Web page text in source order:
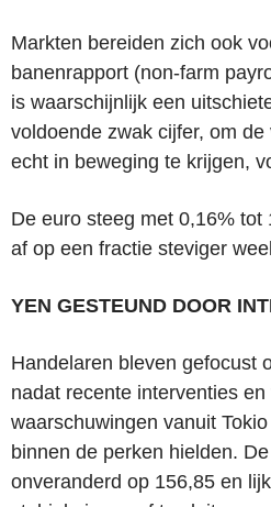
Markten bereiden zich ook
banenrapport (non-farm
is waarschijnlijk een
voldoende zwak cijfer, om
echt in beweging te krijgen,
De euro steeg met 0,16%
af op een fractie steviger
YEN GESTEUND DOOR
Handelaren bleven gefocust
nadat recente interventies en
waarschuwingen vanuit
binnen de perken hielden.
onveranderd op 156,85 en